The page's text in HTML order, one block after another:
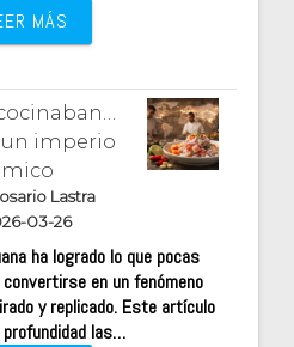
MÁS
imperio
Lastra
03-26
ha logrado lo que pocas
en un fenómeno
y replicado. Este artículo
profundidad las…